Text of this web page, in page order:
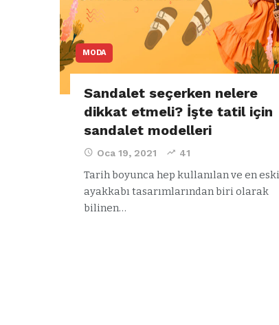
MODA
Sandalet seçerken nelere
dikkat etmeli? İşte tatil için
sandalet modelleri
Oca 19, 2021 41
Tarih boyunca hep kullanılan ve en eski
ayakkabı tasarımlarından biri olarak
bilinen…